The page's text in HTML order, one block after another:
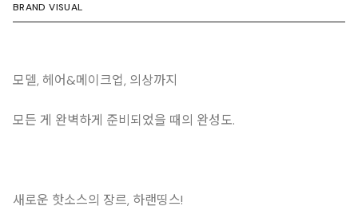
BRAND VISUAL
모델, 헤어&메이크업, 의상까지
모든 게 완벽하게 준비되었을 때의 완성도.
새로운 핫소스의 장르, 하랜띵스!